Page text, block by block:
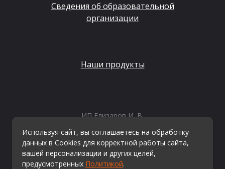
Сведения об образовательной
организации
Наши продукты
ИП Елизаров И. В.
ОГРНИП: 315665800057162
Эл. почта:info@kvestiks.ru
Используя сайт, вы соглашаетесь на обработку
данных в Cookies для корректной работы сайта,
вашей персонализации и других целей,
предусмотренных Политикой.